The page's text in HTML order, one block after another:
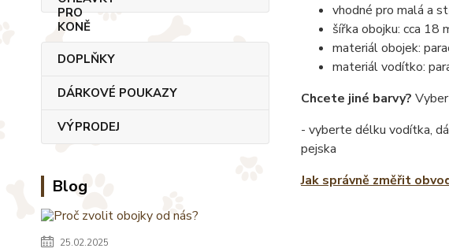
DOPLŇKY
DÁRKOVÉ POUKAZY
VÝPRODEJ
Blog
25.02.2025
vhodné pro malá a
šířka obojku: cca 18
materiál obojek:
materiál vodítko:
Chcete jiné barvy?
- vyberte délku vodítka,
pejska
Jak správně změřit